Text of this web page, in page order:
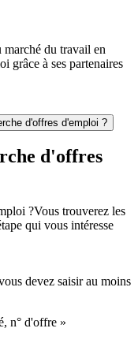
marché du travail en
grâce à ses partenaires
d'offres d'emploi ?
d'offres
?Vous trouverez les
qui vous intéresse
devez saisir au moins
n° d'offre »